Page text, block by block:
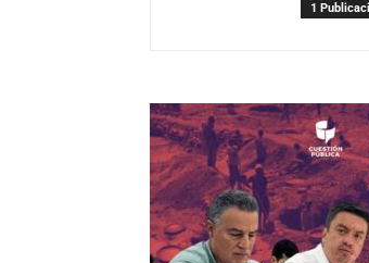
1